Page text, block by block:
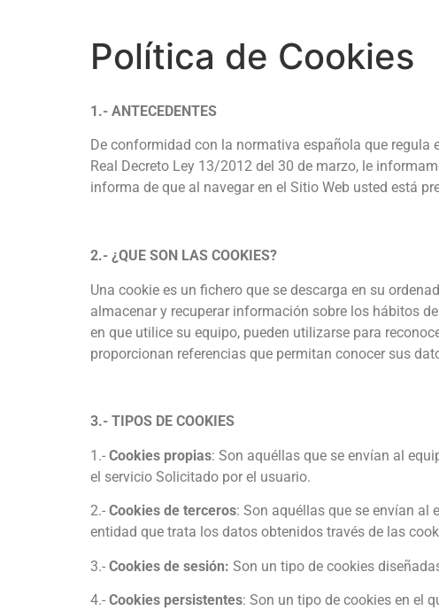
Política de Cookies
1.- ANTECEDENTES
De conformidad con la normativa española que regula
Real Decreto Ley 13/2012 del 30 de marzo, le
informa de que al navegar en el Sitio Web usted está
2.- ¿QUE SON LAS COOKIES?
Una cookie es un fichero que se descarga en su
almacenar y recuperar información sobre los hábitos
en que utilice su equipo, pueden utilizarse para
proporcionan referencias que permitan conocer sus
3.- TIPOS DE COOKIES
1.- Cookies propias: Son aquéllas que se envían al
el servicio Solicitado por el usuario.
2.- Cookies de terceros: Son aquéllas que se envían al
entidad que trata los datos obtenidos través de las
3.- Cookies de sesión: Son un tipo de cookies
4.- Cookies persistentes: Son un tipo de cookies en el